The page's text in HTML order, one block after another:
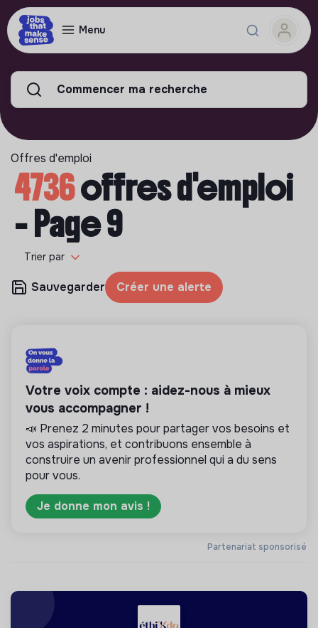
Menu
Commencer ma recherche
Offres d'emploi
4736offres d'emploi
- Page 9
Trier par
Sauvegarder Créer une alerte
Partenariat sponsorisé
Votre voix compte : aidez-nous à mieux
vous accompagner !
📣 Prenez 2 minutes pour partager vos besoins et
vos aspirations, et contribuons ensemble à
construire un avenir professionnel qui a du sens
pour vous.
Je donne mon avis !